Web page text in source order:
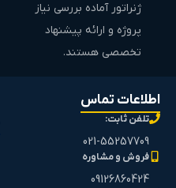
ژنراتور آماده بررسی نیاز
پروژه و ارائه پیشنهاد
تخصصی هستند.
اطلاعات تماس
تلفن ثابت:
021-55257709
فروش و مشاوره
09126860424